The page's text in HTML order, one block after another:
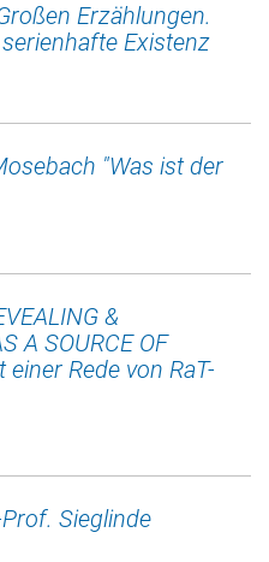
Erzählungen.
Existenz
"Was ist der
&
A SOURCE OF
einer Rede von RaT-
Sieglinde